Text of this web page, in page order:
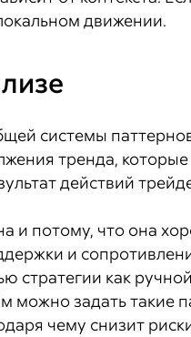
движении.
системы
тренда,
действий
и потому, что она
и
стратегии как
можно задать такие
чему снизит